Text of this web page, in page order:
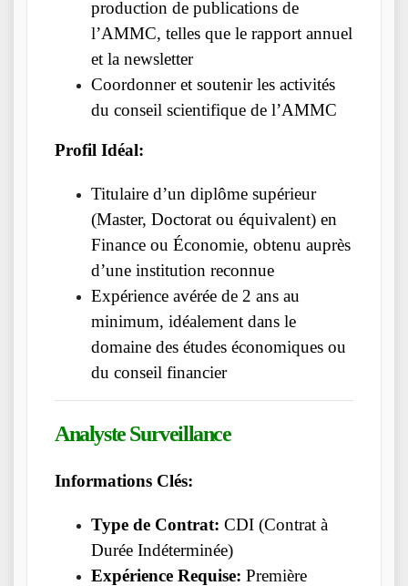
production de publications de
l’AMMC, telles que le rapport annuel
et la newsletter
Coordonner et soutenir les activités
du conseil scientifique de l’AMMC
Profil Idéal:
Titulaire d’un diplôme supérieur
(Master, Doctorat ou équivalent) en
Finance ou Économie, obtenu auprès
d’une institution reconnue
Expérience avérée de 2 ans au
minimum, idéalement dans le
domaine des études économiques ou
du conseil financier
Analyste Surveillance
Informations Clés:
Type de Contrat: CDI (Contrat à
Durée Indéterminée)
Expérience Requise: Première